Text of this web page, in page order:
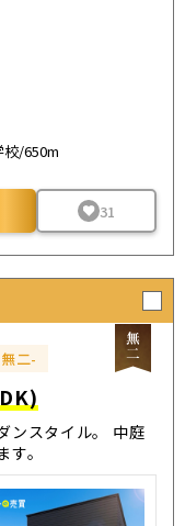
/650m
31
二-
ンスタイル。 中庭
。